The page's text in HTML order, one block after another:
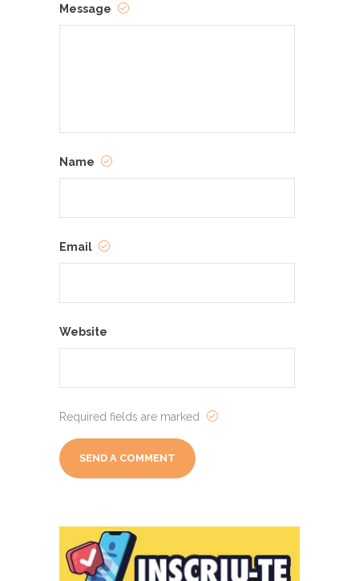
Message
Name
Email
Website
Required fields are marked